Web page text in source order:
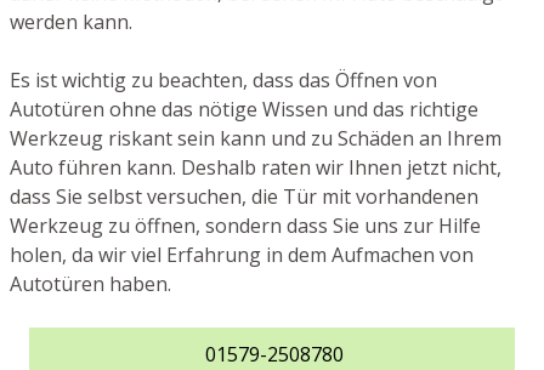
werden kann.
Es ist wichtig zu beachten, dass das Öffnen von
Autotüren ohne das nötige Wissen und das richtige
Werkzeug riskant sein kann und zu Schäden an Ihrem
Auto führen kann. Deshalb raten wir Ihnen jetzt nicht,
dass Sie selbst versuchen, die Tür mit vorhandenen
Werkzeug zu öffnen, sondern dass Sie uns zur Hilfe
holen, da wir viel Erfahrung in dem Aufmachen von
Autotüren haben.
01579-2508780